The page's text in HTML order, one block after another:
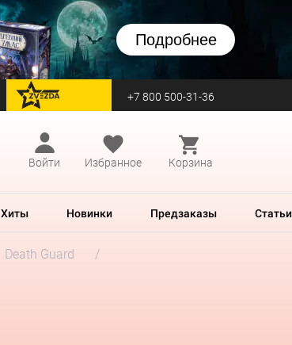
Подробнее
перейти на Zvezda +7 800 500-31-36
Войти
Избранное Корзина
Хиты Новинки Предзаказы Статьи
Death Guard